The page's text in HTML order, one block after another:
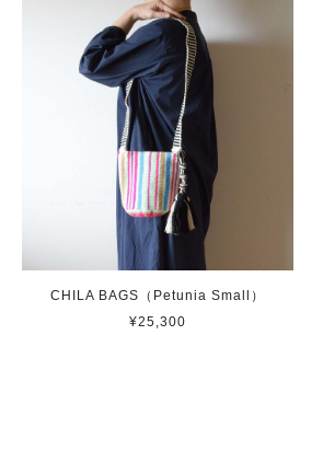
CHILA BAGS（Petunia Small）
¥25,300